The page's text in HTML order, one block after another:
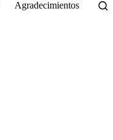
Agradecimientos